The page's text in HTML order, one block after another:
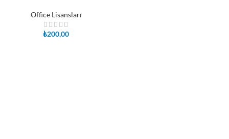
Office Lisansları
₺200,00